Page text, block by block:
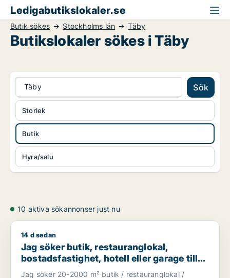
Ledigabutikslokaler.se
Butik sökes Stockholms län Täby
Butikslokaler sökes i Täby
Täby Sök
Butik
Hyra/salu
Storlek
10 aktiva sökannonser just nu
Jag söker butik, restauranglokal, bostadsfastighet, hotell
14 d sedan
Jag söker butik, restauranglokal,
bostadsfastighet, hotell eller garage till
salu i Stockholms län
Jag söker 20-2000 m² butik / restauranglokal /